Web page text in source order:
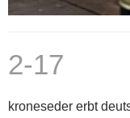
2-17